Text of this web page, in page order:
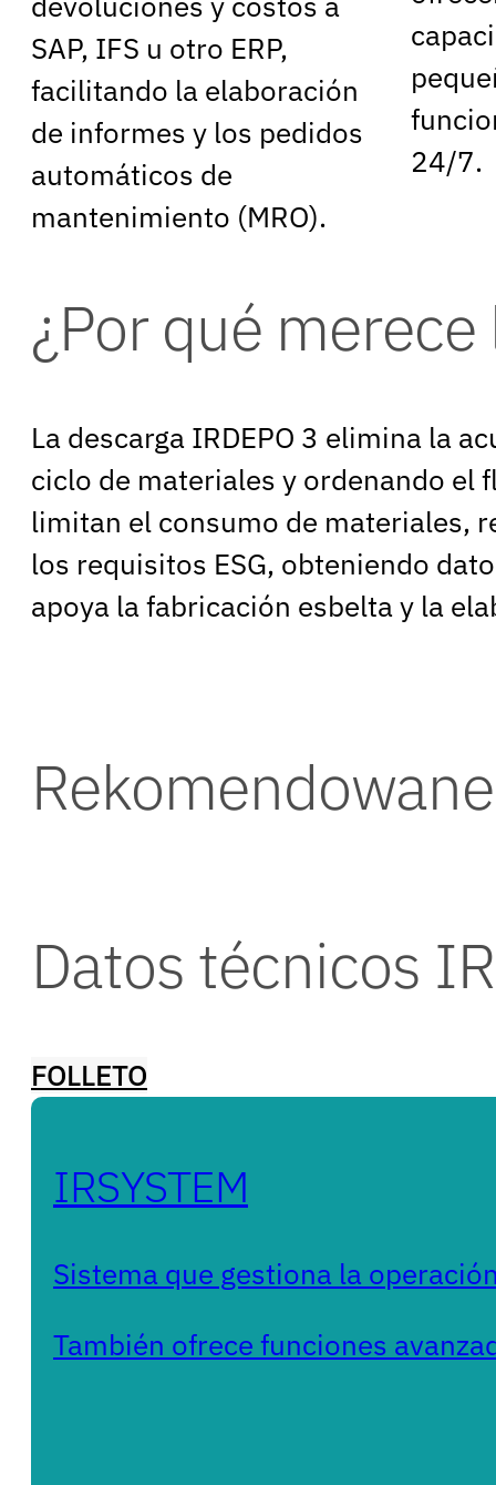
SAP, IFS u otro ERP,
facilitando la elaboración
de informes y los pedidos
automáticos de
mantenimiento (MRO).
24/7.
¿Por qué merece
La descarga IRDEPO 3 elimina la
ciclo de materiales y ordenando el
limitan el consumo de materiales,
los requisitos ESG, obteniendo
apoya la fabricación esbelta y la
Datos técnicos
FOLLETO
IRSYSTEM
Sistema que gestiona la
También ofrece funciones